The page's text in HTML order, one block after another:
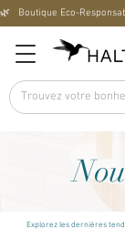
🌿   Boutique Éco-
Explorez les dernières